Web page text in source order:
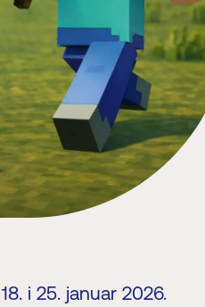
18. i 25. januar 2026.